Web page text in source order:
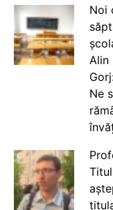
Noi
Alin
Ne